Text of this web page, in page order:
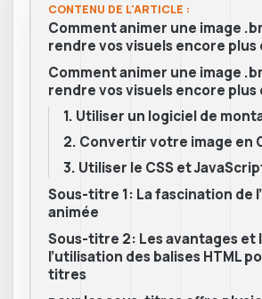
CONTENU DE L'ARTICLE :
Comment animer une image
rendre vos visuels encore
Comment animer une image
rendre vos visuels encore
1. Utiliser un logiciel de
2. Convertir votre image en
3. Utiliser le CSS et
Sous-titre 1: La fascination de
animée
Sous-titre 2: Les avantages et
l’utilisation des balises HTML
titres